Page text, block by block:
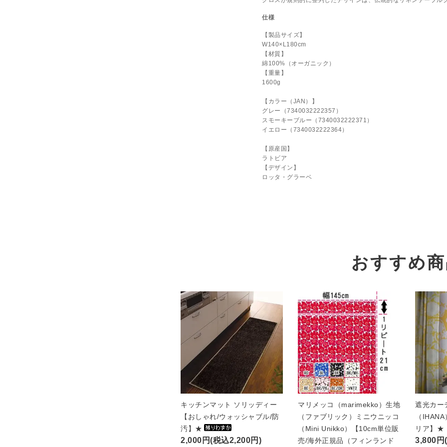
仕様
【製品サイズ】
W140×L180cm
【材質】
綿100%（オーガニック）
【重量】
1600g
【カラー（JAN）】
グレー（7340032222357）
スモーキーブルー（7340032222371）
イエロー（7340032222364）
【原産国】
ラトビア
【デザイン】
ロッタ・グラーベ
おすすめ
キッチンマット ソリッディー
【おしゃれ/ウォッシャブル/防
汚】★
2,000円(税込2,200円)
マリメッコ（marimekko）生地
（ファブリック）ミニウニッコ
（Mini Unikko）【10cm単位販
売/海外正規品（フィンランド
遮光カー
（
リア】★
3,800円